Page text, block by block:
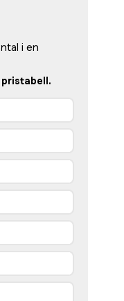
i en
pristabell.